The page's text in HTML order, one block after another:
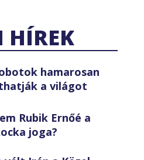
HÍREK
hamarosan
a világot
Rubik Ernőé a
joga?